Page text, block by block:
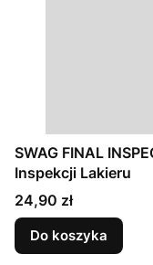
SWAG FINAL
Inspekcji Lakieru
Cena
24,90 zł
Do koszyka